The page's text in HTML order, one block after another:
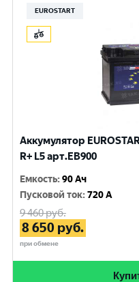
EUROSTART
Аккумулятор
R+ L5 арт.EB900
Емкость:90 Ач
Пусковой ток:720 A
9 460руб.
8 650 руб.
при обмене